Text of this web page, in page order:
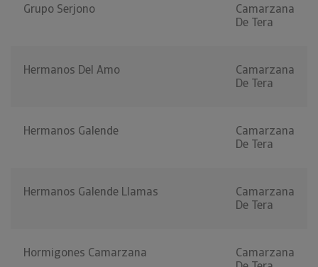
Grupo Serjono
Camarzana
De Tera
Hermanos Del Amo
Camarzana
De Tera
Hermanos Galende
Camarzana
De Tera
Hermanos Galende Llamas
Camarzana
De Tera
Hormigones Camarzana
Camarzana